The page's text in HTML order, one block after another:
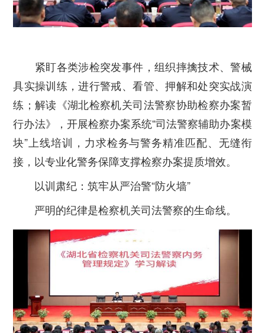
紧盯各类涉检突发事件，组织摔擒技术、警械
具实操训练，进行警戒、看管、押解和处突实战演
练；解读《湖北检察机关司法警察协助检察办案暂
行办法》，开展检察办案系统“司法警察辅助办案模
块”上线培训，力求检务与警务精准匹配、无缝衔
接，以专业化警务保障支撑检察办案提质增效。
以训肃纪：筑牢从严治警“防火墙”
严明的纪律是检察机关司法警察的生命线。